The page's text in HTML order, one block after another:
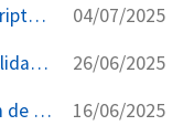
Bloqueio de app de mensagens criptografadas 04/07/2025
Decisão do STF sobre responsabilidade de redes sociais 26/06/2025
Denúncia de corrupção e lavagem de dinheiro contra desembargador do TJ-SP 16/06/2025